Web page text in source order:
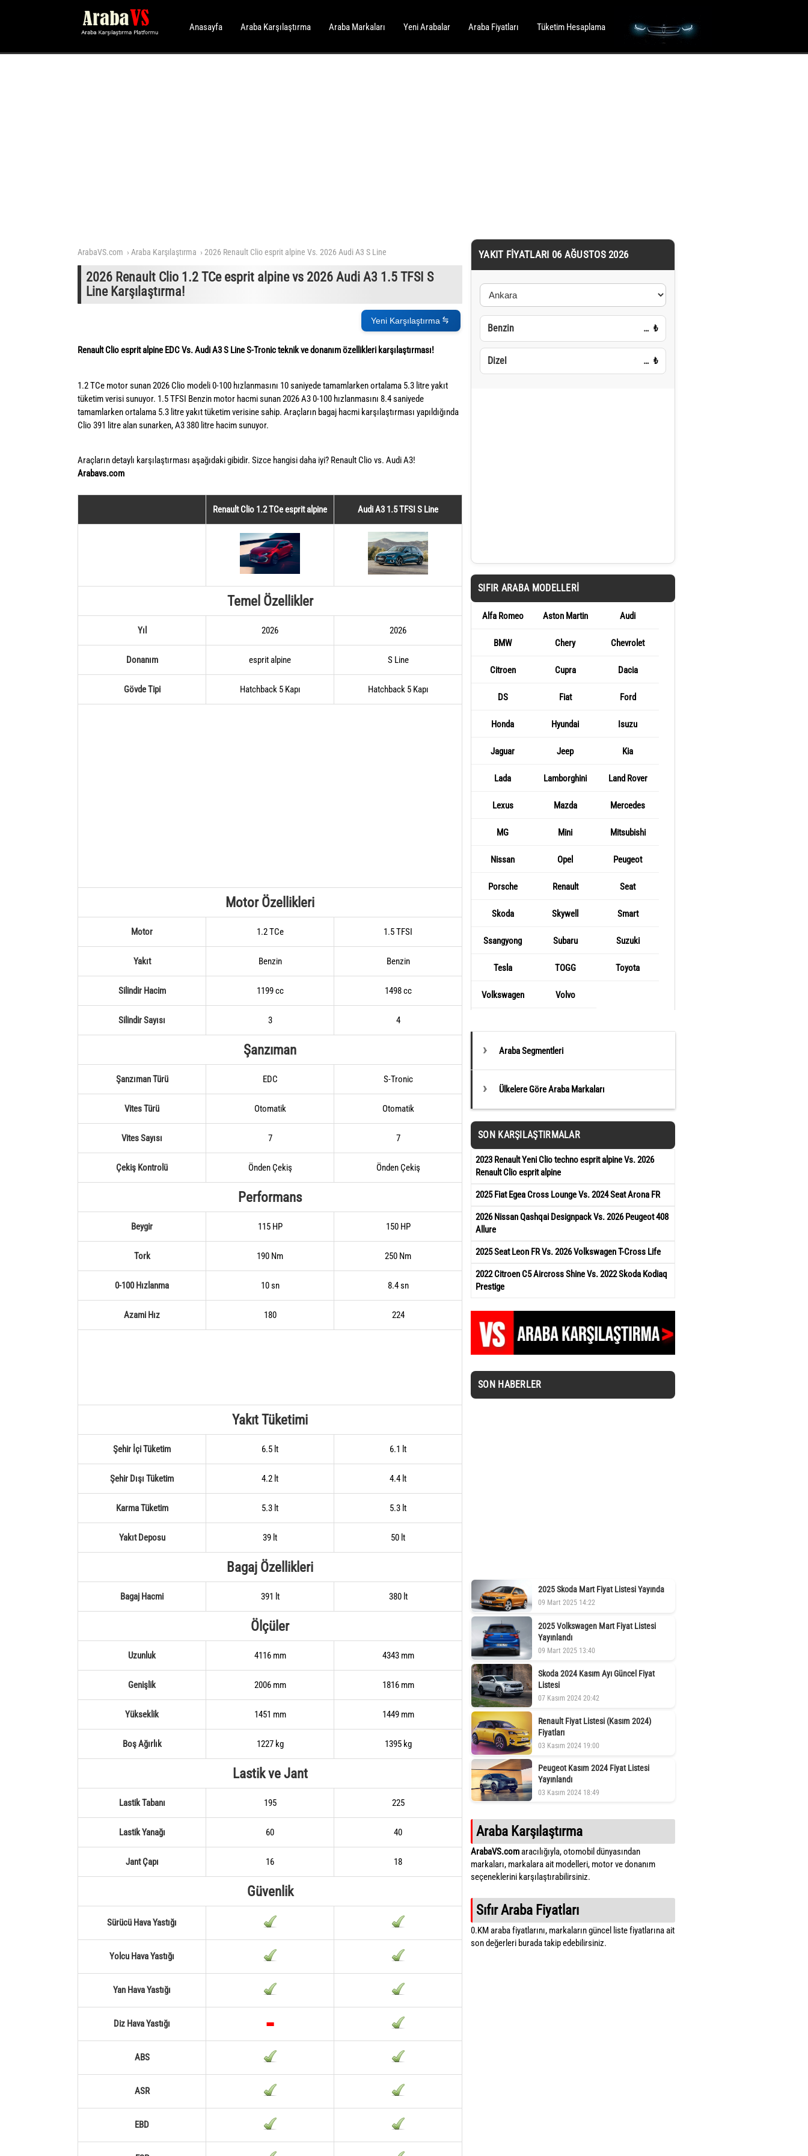
Anasayfa Araba Karşılaştırma Araba Markaları Yeni Arabalar Araba Fiyatları Tüketim Hesaplama
ArabaVS.com Araba Karşılaştırma 2026 Renault Clio esprit alpine Vs. 2026 Audi A3 S Line
2026 Renault Clio 1.2 TCe esprit alpine vs 2026 Audi A3 1.5 TFSI S
Line Karşılaştırma!
Yeni Karşılaştırma
Renault Clio esprit alpine EDC Vs. Audi A3 S Line S-Tronic teknik ve donanım özellikleri karşılaştırması!
1.2 TCe motor sunan 2026 Clio modeli 0-100 hızlanmasını 10 saniyede tamamlarken ortalama 5.3 litre yakıt
tüketim verisi sunuyor. 1.5 TFSI Benzin motor hacmi sunan 2026 A3 0-100 hızlanmasını 8.4 saniyede
tamamlarken ortalama 5.3 litre yakıt tüketim verisine sahip. Araçların bagaj hacmi karşılaştırması yapıldığında
Clio 391 litre alan sunarken, A3 380 litre hacim sunuyor.
Araçların detaylı karşılaştırması aşağıdaki gibidir. Sizce hangisi daha iyi? Renault Clio vs. Audi A3!
Arabavs.com
Renault Clio 1.2 TCe esprit alpine Audi A3 1.5 TFSI S Line
Temel Özellikler
Yıl 2026 2026
Donanım esprit alpine S Line
Gövde Tipi Hatchback 5 Kapı Hatchback 5 Kapı
Motor Özellikleri
Motor 1.2 TCe 1.5 TFSI
Yakıt Benzin Benzin
Silindir Hacim 1199 cc 1498 cc
Silindir Sayısı 3 4
Şanzıman
Şanzıman Türü EDC S-Tronic
Vites Türü Otomatik Otomatik
Vites Sayısı 7 7
Çekiş Kontrolü Önden Çekiş Önden Çekiş
Performans
Beygir 115 HP 150 HP
Tork 190 Nm 250 Nm
0-100 Hızlanma 10 sn 8.4 sn
Azami Hız 180 224
Yakıt Tüketimi
Şehir İçi Tüketim 6.5 lt 6.1 lt
Şehir Dışı Tüketim 4.2 lt 4.4 lt
Karma Tüketim 5.3 lt 5.3 lt
Yakıt Deposu 39 lt 50 lt
Bagaj Özellikleri
Bagaj Hacmi 391 lt 380 lt
Ölçüler
Uzunluk 4116 mm 4343 mm
Genişlik 2006 mm 1816 mm
Yükseklik 1451 mm 1449 mm
Boş Ağırlık 1227 kg 1395 kg
Lastik ve Jant
Lastik Tabanı 195 225
Lastik Yanağı 60 40
Jant Çapı 16 18
Güvenlik
Sürücü Hava Yastığı
Yolcu Hava Yastığı
Yan Hava Yastığı
Diz Hava Yastığı
ABS
ASR
EBD
YAKIT FIYATLARI 06 AĞUSTOS 2026
Benzin … ₺
Dizel … ₺
SIFIR ARABA MODELLERI
Alfa Romeo Aston Martin Audi
BMW Chery Chevrolet
Citroen Cupra Dacia
DS Fiat Ford
Honda Hyundai Isuzu
Jaguar Jeep Kia
Lada Lamborghini Land Rover
Lexus Mazda Mercedes
MG Mini Mitsubishi
Nissan Opel Peugeot
Porsche Renault Seat
Skoda Skywell Smart
Ssangyong Subaru Suzuki
Tesla TOGG Toyota
Volkswagen Volvo
Araba Segmentleri
Ülkelere Göre Araba Markaları
SON KARŞILAŞTIRMALAR
2023 Renault Yeni Clio techno esprit alpine Vs. 2026
Renault Clio esprit alpine
2025 Fiat Egea Cross Lounge Vs. 2024 Seat Arona FR
2026 Nissan Qashqai Designpack Vs. 2026 Peugeot 408
Allure
2025 Seat Leon FR Vs. 2026 Volkswagen T-Cross Life
2022 Citroen C5 Aircross Shine Vs. 2022 Skoda Kodiaq
Prestige
SON HABERLER
2025 Skoda Mart Fiyat Listesi Yayında
09 Mart 2025 14:22
2025 Volkswagen Mart Fiyat Listesi
Yayınlandı
09 Mart 2025 13:40
Skoda 2024 Kasım Ayı Güncel Fiyat
Listesi
07 Kasım 2024 20:42
Renault Fiyat Listesi (Kasım 2024)
Fiyatları
03 Kasım 2024 19:00
Peugeot Kasım 2024 Fiyat Listesi
Yayınlandı
03 Kasım 2024 18:49
Araba Karşılaştırma
ArabaVS.comaracılığıyla, otomobil dünyasından
markaları, markalara ait modelleri, motor ve donanım
seçeneklerini karşılaştırabilirsiniz.
Sıfır Araba Fiyatları
0.KM araba fiyatlarını, markaların güncel liste fiyatlarına ait
son değerleri burada takip edebilirsiniz.